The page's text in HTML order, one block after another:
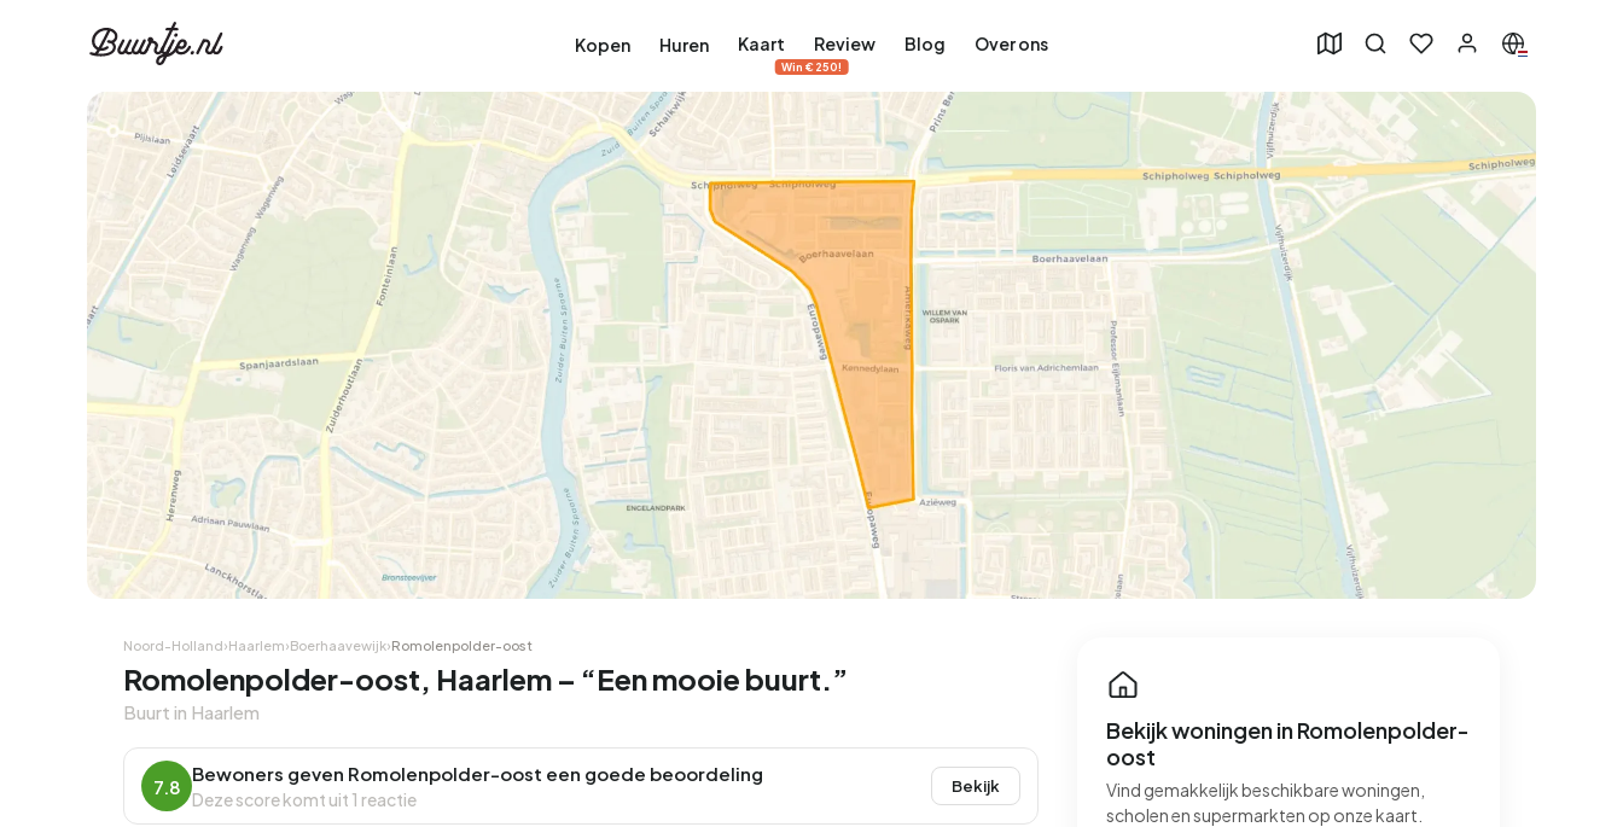
Kopen Huren Kaart Review
Win €250!
Blog Over ons
Noord-Holland›Haarlem›Boerhaavewijk›Romolenpolder-oost
Romolenpolder-oost, Haarlem – “Een mooie buurt.”
Buurt in Haarlem
7.8
Bewoners geven Romolenpolder-oost een goede beoordeling
Deze score komt uit 1 reactie
Bekijk
Bekijk woningen in Romolenpolder-
oost
Vind gemakkelijk beschikbare woningen,
scholen en supermarkten op onze kaart.